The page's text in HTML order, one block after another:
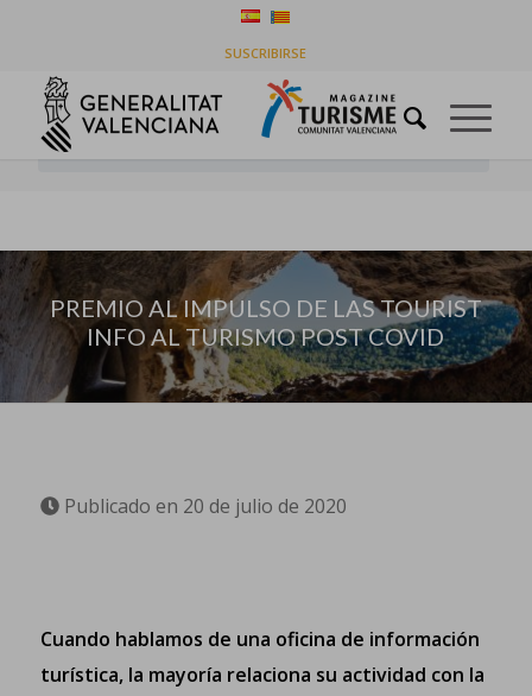
SUSCRIBIRSE
TURISMO POST COVID
Usted está aquí: Inicio / Destinos
PREMIO AL IMPULSO DE LAS TOURIST INFO AL TURISMO POST
COVID
PREMIO AL IMPULSO DE LAS TOURIST
INFO AL TURISMO POST COVID
Publicado en 20 de julio de 2020
Cuando hablamos de una oficina de información
turística, la mayoría relaciona su actividad con la